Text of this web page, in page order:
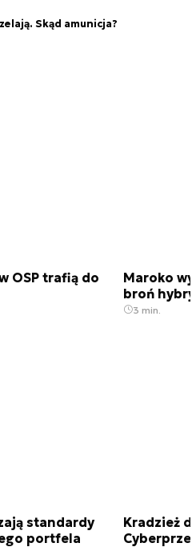
Skąd amunicja?
OSP trafią do
Maroko
broń
3 min.
standardy
portfela
Kradzież